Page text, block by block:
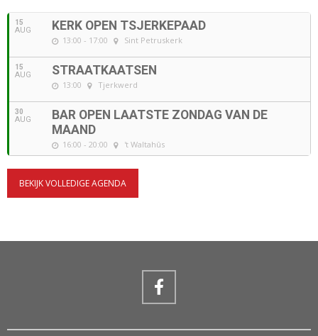
15
AUG KERK OPEN TSJERKEPAAD
13:00 - 17:00 Sint Petruskerk
15
AUG STRAATKAATSEN
13:00 Tjerkwerd
30
AUG
BAR OPEN LAATSTE ZONDAG VAN DE
MAAND
16:00 - 20:00 't Waltahûs
BEKIJK VOLLEDIGE AGENDA